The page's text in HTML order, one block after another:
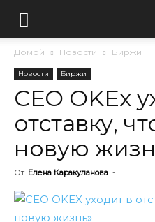
Домой Новости Биржи
Новости Биржи
СЕО OKEx
отставку,
новую
От Елена Каракуланова -